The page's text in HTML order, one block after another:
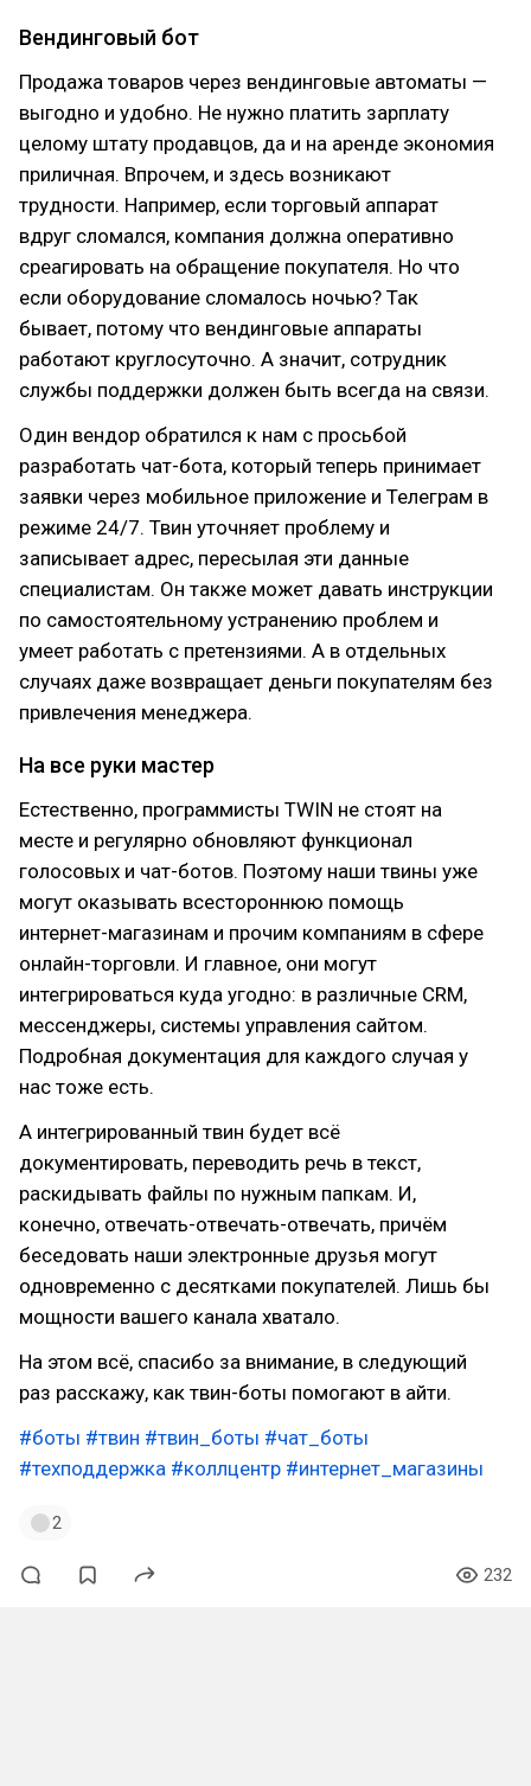
Вендинговый бот
Продажа товаров через вендинговые автоматы —
выгодно и удобно. Не нужно платить зарплату
целому штату продавцов, да и на аренде экономия
приличная. Впрочем, и здесь возникают
трудности. Например, если торговый аппарат
вдруг сломался, компания должна оперативно
среагировать на обращение покупателя. Но что
если оборудование сломалось ночью? Так
бывает, потому что вендинговые аппараты
работают круглосуточно. А значит, сотрудник
службы поддержки должен быть всегда на связи.
Один вендор обратился к нам с просьбой
разработать чат-бота, который теперь принимает
заявки через мобильное приложение и Телеграм в
режиме 24/7. Твин уточняет проблему и
записывает адрес, пересылая эти данные
специалистам. Он также может давать инструкции
по самостоятельному устранению проблем и
умеет работать с претензиями. А в отдельных
случаях даже возвращает деньги покупателям без
привлечения менеджера.
На все руки мастер
Естественно, программисты TWIN не стоят на
месте и регулярно обновляют функционал
голосовых и чат-ботов. Поэтому наши твины уже
могут оказывать всестороннюю помощь
интернет-магазинам и прочим компаниям в сфере
онлайн-торговли. И главное, они могут
интегрироваться куда угодно: в различные CRM,
мессенджеры, системы управления сайтом.
Подробная документация для каждого случая у
нас тоже есть.
А интегрированный твин будет всё
документировать, переводить речь в текст,
раскидывать файлы по нужным папкам. И,
конечно, отвечать-отвечать-отвечать, причём
беседовать наши электронные друзья могут
одновременно с десятками покупателей. Лишь бы
мощности вашего канала хватало.
На этом всё, спасибо за внимание, в следующий
раз расскажу, как твин-боты помогают в айти.
#боты #твин #твин_боты #чат_боты
#техподдержка #коллцентр #интернет_магазины
2
232